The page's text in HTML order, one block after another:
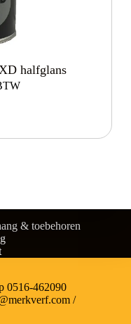
halfglans
& toebehoren
0516-462090
/